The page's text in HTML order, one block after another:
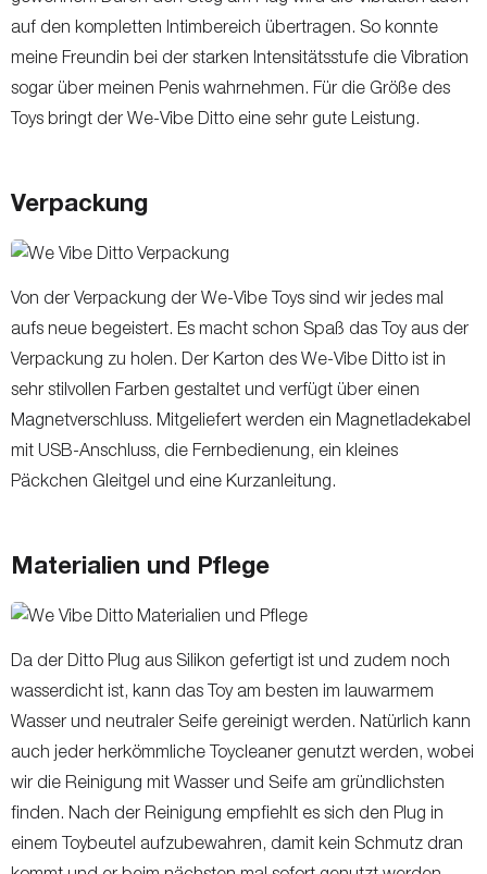
auf den kompletten Intimbereich übertragen. So konnte
meine Freundin bei der starken Intensitätsstufe die Vibration
sogar über meinen Penis wahrnehmen. Für die Größe des
Toys bringt der We-Vibe Ditto eine sehr gute Leistung.
Verpackung
Von der Verpackung der We-Vibe Toys sind wir jedes mal
aufs neue begeistert. Es macht schon Spaß das Toy aus der
Verpackung zu holen. Der Karton des We-Vibe Ditto ist in
sehr stilvollen Farben gestaltet und verfügt über einen
Magnetverschluss. Mitgeliefert werden ein Magnetladekabel
mit USB-Anschluss, die Fernbedienung, ein kleines
Päckchen Gleitgel und eine Kurzanleitung.
Materialien und Pflege
Da der Ditto Plug aus Silikon gefertigt ist und zudem noch
wasserdicht ist, kann das Toy am besten im lauwarmem
Wasser und neutraler Seife gereinigt werden. Natürlich kann
auch jeder herkömmliche Toycleaner genutzt werden, wobei
wir die Reinigung mit Wasser und Seife am gründlichsten
finden. Nach der Reinigung empfiehlt es sich den Plug in
einem Toybeutel aufzubewahren, damit kein Schmutz dran